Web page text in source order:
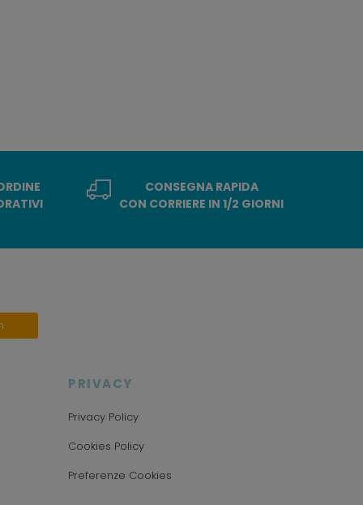
CONSEGNA RAPIDA
CON CORRIERE IN 1/2 GIORNI
PRIVACY
Privacy Policy
Cookies Policy
Preferenze Cookies